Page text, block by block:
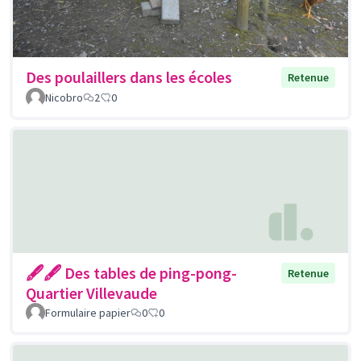
Des poulaillers dans les écoles
Retenue
Nicobro
2 0
🖋🖋 Des tables de ping-pong-
Quartier Villevaude
Retenue
Formulaire papier 0 0